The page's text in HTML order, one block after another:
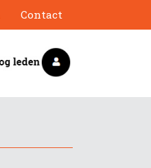
Contact